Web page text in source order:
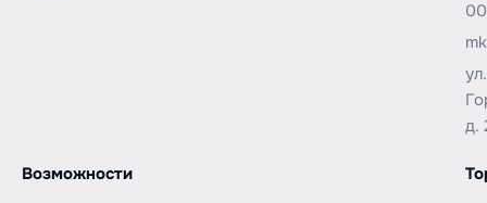
00
д.
Возможности